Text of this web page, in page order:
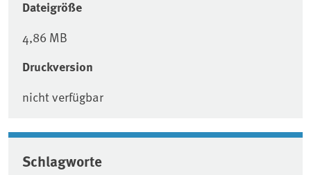
Dateigröße
4,86 MB
Druckversion
nicht verfügbar
Schlagworte